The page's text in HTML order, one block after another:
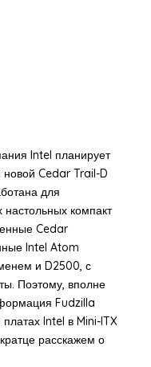
Intel планирует
новой Cedar Trail-D
для
настольных компакт
Cedar
Intel Atom
и D2500, с
Поэтому, вполне
Fudzilla
Intel в Mini-ITX
расскажем о